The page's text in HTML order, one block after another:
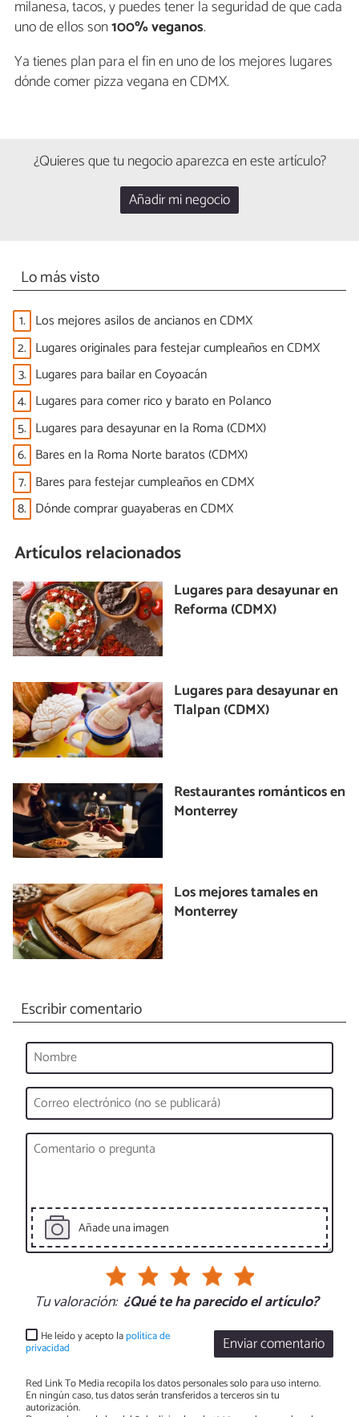
milanesa, tacos, y puedes tener la seguridad de que cada
uno de ellos son100% veganos.
Ya tienes plan para el fin en uno de los mejores lugares
dónde comer pizza vegana en CDMX.
¿Quieres que tu negocio aparezca en este artículo?
Añadir mi negocio
Lo más visto
1. Los mejores asilos de ancianos en CDMX
2. Lugares originales para festejar cumpleaños en CDMX
3. Lugares para bailar en Coyoacán
4. Lugares para comer rico y barato en Polanco
5. Lugares para desayunar en la Roma (CDMX)
6. Bares en la Roma Norte baratos (CDMX)
7. Bares para festejar cumpleaños en CDMX
8. Dónde comprar guayaberas en CDMX
Artículos relacionados
Lugares para desayunar en
Reforma (CDMX)
Lugares para desayunar en
Tlalpan (CDMX)
Restaurantes románticos en
Monterrey
Los mejores tamales en
Monterrey
Escribir comentario
Añade una imagen
Tu valoración: ¿Qué te ha parecido el artículo?
Enviar comentario
He leído y acepto lapolítica de
privacidad
Red Link To Media recopila los datos personales solo para uso interno.
En ningún caso, tus datos serán transferidos a terceros sin tu
autorización.